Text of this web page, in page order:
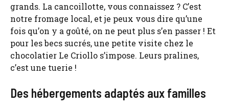
grands. La cancoillotte, vous connaissez ? C’est
notre fromage local, et je peux vous dire qu’une
fois qu’on y a goûté, on ne peut plus s’en passer ! Et
pour les becs sucrés, une petite visite chez le
chocolatier Le Criollo s’impose. Leurs pralines,
c’est une tuerie !
Des hébergements adaptés aux familles